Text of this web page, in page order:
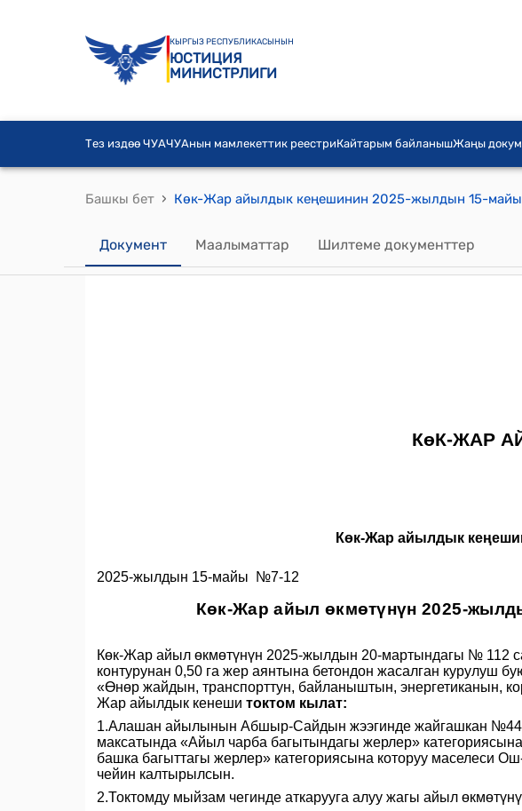
КЫРГЫЗ РЕСПУБЛИКАСЫНЫН
ЮСТИЦИЯ
МИНИСТРЛИГИ
Тез издөө ЧУАЧУАнын мамлекеттик реестриКайтарым байланышЖаңы
Башкы бет ›
Документ Маалыматтар Шилтеме документтер